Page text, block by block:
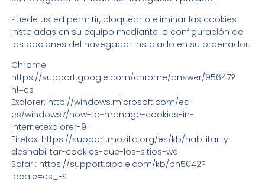
Puede usted permitir, bloquear o eliminar las cookies
instaladas en su equipo mediante la configuración de
las opciones del navegador instalado en su ordenador:
Chrome:
https://support.google.com/chrome/answer/95647?
hl=es
Explorer: http://windows.microsoft.com/es-
es/windows7/how-to-manage-cookies-in-
internetexplorer-9
Firefox: https://support.mozilla.org/es/kb/habilitar-y-
deshabilitar-cookies-que-los-sitios-we
Safari: https://support.apple.com/kb/ph5042?
locale=es_ES